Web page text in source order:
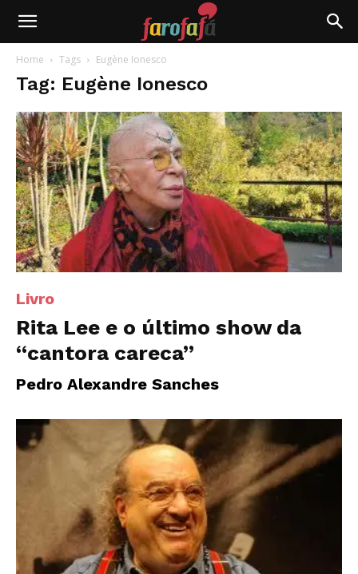
Farofafá
Home Tags Eugène Ionesco
Tag: Eugène Ionesco
Livro
Rita Lee e o último show da
“cantora careca”
Pedro Alexandre Sanches